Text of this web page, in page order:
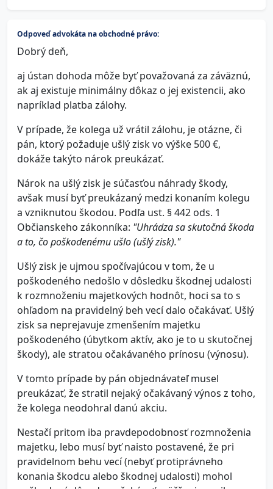
Odpoveď advokáta na obchodné právo:
Dobrý deň,
aj ústan dohoda môže byť považovaná za záväznú,
ak aj existuje minimálny dôkaz o jej existencii, ako
napríklad platba zálohy.
V prípade, že kolega už vrátil zálohu, je otázne, či
pán, ktorý požaduje ušlý zisk vo výške 500 €,
dokáže takýto nárok preukázať.
Nárok na ušlý zisk je súčasťou náhrady škody,
avšak musí byť preukázaný medzi konaním kolegu
a vzniknutou škodou. Podľa ust. § 442 ods. 1
Občianskeho zákonníka: "Uhrádza sa skutočná škoda
a to, čo poškodenému ušlo (ušlý zisk)."
Ušlý zisk je ujmou spočívajúcou v tom, že u
poškodeného nedošlo v dôsledku škodnej udalosti
k rozmnoženiu majetkových hodnôt, hoci sa to s
ohľadom na pravidelný beh vecí dalo očakávať. Ušlý
zisk sa neprejavuje zmenšením majetku
poškodeného (úbytkom aktív, ako je to u skutočnej
škody), ale stratou očakávaného prínosu (výnosu).
V tomto prípade by pán objednávateľ musel
preukázať, že stratil nejaký očakávaný výnos z toho,
že kolega neodohral danú akciu.
Nestačí pritom iba pravdepodobnosť rozmnoženia
majetku, lebo musí byť naisto postavené, že pri
pravidelnom behu vecí (nebyť protiprávneho
konania škodcu alebo škodnej udalosti) mohol